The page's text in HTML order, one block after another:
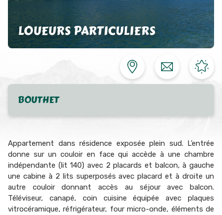
LOUEURS PARTICULIERS
BOUTHET
Appartement dans résidence exposée plein sud. L’entrée
donne sur un couloir en face qui accède à une chambre
indépendante (lit 140) avec 2 placards et balcon, à gauche
une cabine à 2 lits superposés avec placard et à droite un
autre couloir donnant accès au séjour avec balcon.
Téléviseur, canapé, coin cuisine équipée avec plaques
vitrocéramique, réfrigérateur, four micro-onde, éléments de